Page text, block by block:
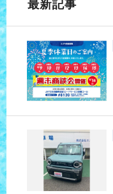
最新記事